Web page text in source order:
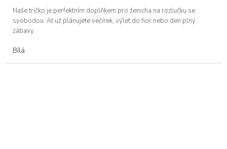
Naše tričko je perfektním doplňkem pro ženicha na rozlučku se
svobodou. Ať už plánujete večírek, výlet do hor nebo den plný
zábavy.
Bílá